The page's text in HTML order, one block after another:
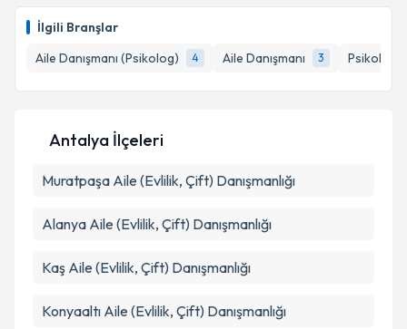
İlgili Branşlar
Aile Danışmanı (Psikolog)
4 Aile Danışmanı 3 Psikoloji
takvim hazırlandığında e-posta ile bilgilendireceğiz.
Metni'ni okudum ve kişisel verilerimin belirtilen
Antalya İlçeleri
Muratpaşa Aile (Evlilik, Çift) Danışmanlığı
Alanya Aile (Evlilik, Çift) Danışmanlığı
Kaş Aile (Evlilik, Çift) Danışmanlığı
Konyaaltı Aile (Evlilik, Çift) Danışmanlığı